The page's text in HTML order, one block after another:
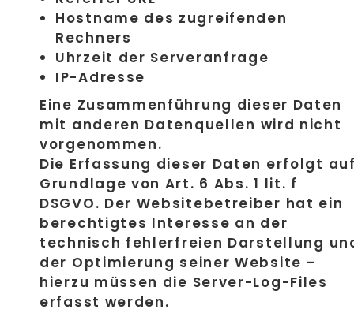
Hostname des zugreifenden
Rechners
Uhrzeit der Serveranfrage
IP-Adresse
Eine Zusammenführung dieser Daten
mit anderen Datenquellen wird nicht
vorgenommen.
Die Erfassung dieser Daten erfolgt
Grundlage von Art. 6 Abs. 1 lit. f
DSGVO. Der Websitebetreiber hat ein
berechtigtes Interesse an der
technisch fehlerfreien Darstellung
der Optimierung seiner Website –
hierzu müssen die Server-Log-Files
erfasst werden.